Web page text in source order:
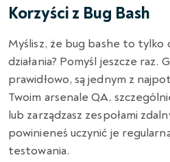
Korzyści z Bug Bash
Myślisz, że bug bashe to
działania? Pomyśl jeszcze raz.
prawidłowo, są jednym z
Twoim arsenale QA,
lub zarządzasz zespołami
powinieneś uczynić je
testowania.